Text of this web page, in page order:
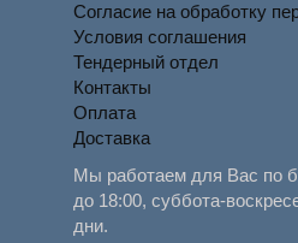
Согласие на обработку
Условия соглашения
Тендерный отдел
Контакты
Оплата
Доставка
Мы работаем для Вас по
до 18:00, суббота-
дни.